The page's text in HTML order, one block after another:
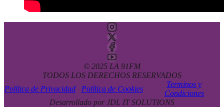
© 2025 LA 91FM
TODOS LOS DERECHOS RESERVADOS
Política de Privacidad
Política de Cookies
Terminos y
Condiciones
Desarrollado por JDL IT SOLUTIONS